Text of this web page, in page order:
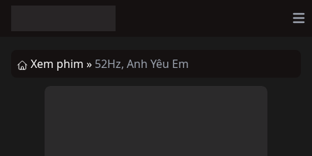
Xem phim » 52Hz, Anh Yêu Em